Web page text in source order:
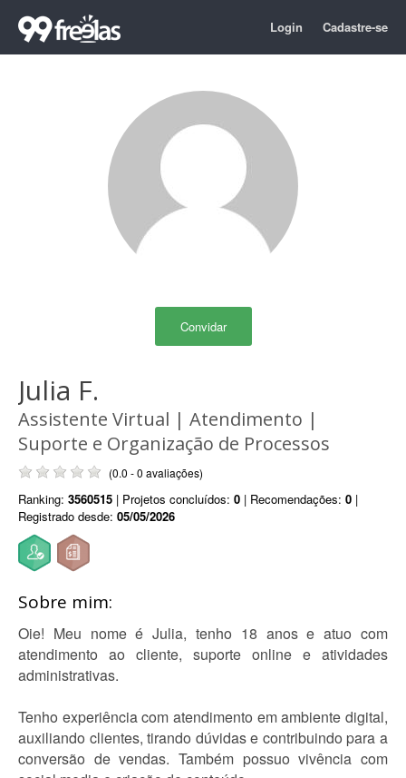
Login Cadastre-se
Convidar
Julia F.
Assistente Virtual | Atendimento |
Suporte e Organização de Processos
(0.0 - 0 avaliações)
Ranking: 3560515 | Projetos concluídos: 0 | Recomendações: 0 |
Registrado desde: 05/05/2026
Sobre mim:
Oie! Meu nome é Julia, tenho 18 anos e atuo com
atendimento ao cliente, suporte online e atividades
administrativas.
Tenho experiência com atendimento em ambiente digital,
auxiliando clientes, tirando dúvidas e contribuindo para a
conversão de vendas. Também possuo vivência com